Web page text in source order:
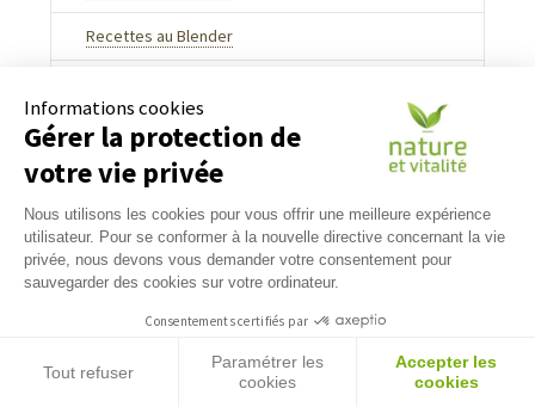
Recettes au Blender
Recettes au Vapok, cuisson vapeur douce
Recettes sans gluten
Recettes sans lactose
Recettes sans sucre
Recettes végétariennes
Informations cookies
Gérer la protection de
votre vie privée
Nous utilisons les cookies pour vous offrir une meilleure expérience
utilisateur. Pour se conformer à la nouvelle directive concernant la vie
privée, nous devons vous demander votre consentement pour
sauvegarder des cookies sur votre ordinateur.
Consentements certifiés par
Tout refuser
Paramétrer les
cookies
Accepter les
cookies